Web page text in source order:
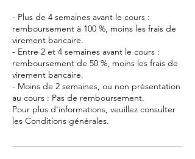
- Plus de 4 semaines avant le cours :
remboursement à 100 %, moins les frais de
virement bancaire.
- Entre 2 et 4 semaines avant le cours :
remboursement de 50 %, moins les frais de
virement bancaire.
- Moins de 2 semaines, ou non présentation
au cours : Pas de remboursement.
Pour plus d'informations, veuillez consulter
les Conditions générales.